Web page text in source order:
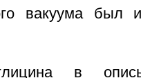
вакуума был
в